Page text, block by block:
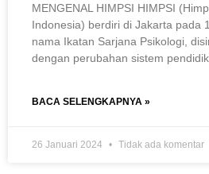
MENGENAL HIMPSI HIMPSI
Indonesia) berdiri di Jakarta pada
nama Ikatan Sarjana Psikologi,
dengan perubahan sistem
BACA SELENGKAPNYA »
26 Januari 2024 Tidak ada komentar